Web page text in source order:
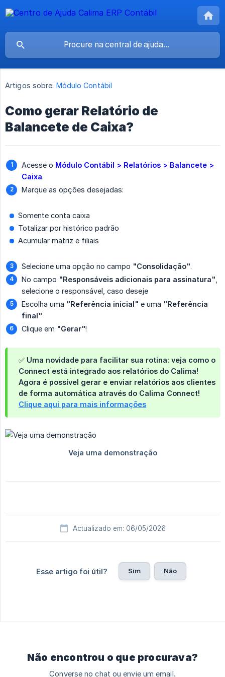
Artigos sobre: Módulo Contábil
Como gerar Relatório de
Balancete de Caixa?
Acesse o Módulo Contábil > Relatórios > Balancete >
Caixa.
Marque as opções desejadas:
Somente conta caixa
Totalizar por histórico padrão
Acumular matriz e filiais
Selecione uma opção no campo "Consolidação".
No campo "Responsáveis adicionais para assinatura"
selecione o responsável, caso deseje
Escolha uma "Referência inicial" e uma "Referência
final"
Clique em "Gerar"!
✅ Uma novidade para facilitar sua rotina: veja como o
Connect está integrado aos relatórios do Calima!
Agora é possível gerar e enviar relatórios aos clientes
de forma automática através do Calima Connect!
Clique aqui para mais informações
Actualizado em: 06/05/2026
Esse artigo foi útil? Sim Não
Não encontrou o que procurava?
Converse no chat ou envie um email.